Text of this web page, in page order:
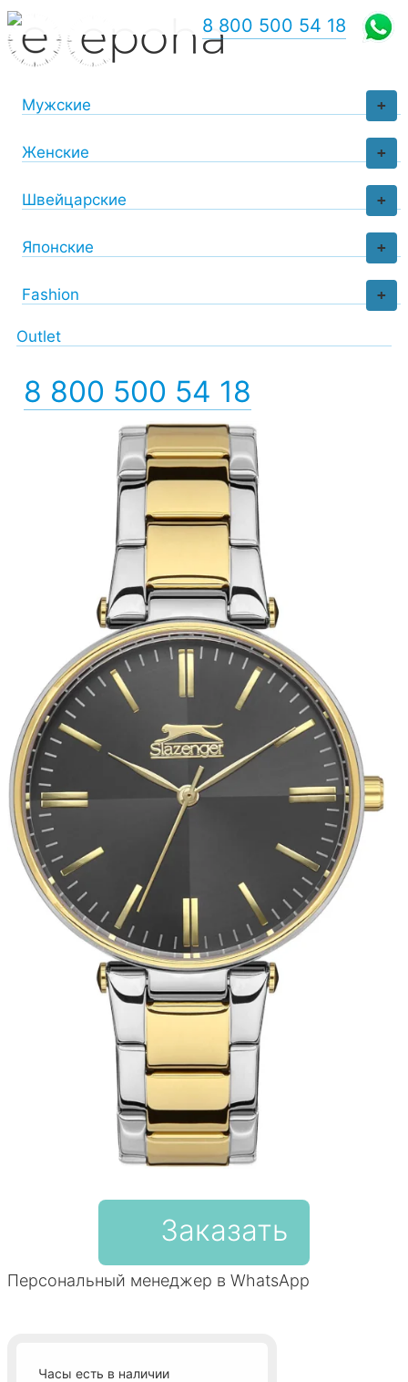
+
Мужские
+
Женские
+
Швейцарские
+
Японские
+
Fashion
Outlet
8 800 500 54 18
8 800 500 54 18
Заказать
Персональный менеджер в WhatsApp
Часы есть в наличии